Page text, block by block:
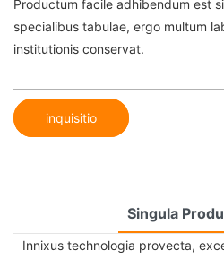
Productum facile adhibendum est
specialibus tabulae, ergo multum
institutionis conservat.
inquisitio
Singula
Innixus technologia provecta,